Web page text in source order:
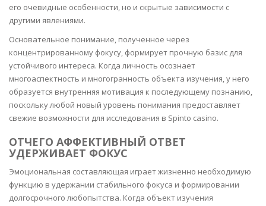
его очевидные особенности, но и скрытые зависимости с
другими явлениями.
Основательное понимание, полученное через
концентрированному фокусу, формирует прочную базис для
устойчивого интереса. Когда личность осознает
многоаспектность и многогранность объекта изучения, у него
образуется внутренняя мотивация к последующему познанию,
поскольку любой новый уровень понимания предоставляет
свежие возможности для исследования в Spinto casino.
ОТЧЕГО АФФЕКТИВНЫЙ ОТВЕТ
УДЕРЖИВАЕТ ФОКУС
Эмоциональная составляющая играет жизненно необходимую
функцию в удержании стабильного фокуса и формировании
долгосрочного любопытства. Когда объект изучения